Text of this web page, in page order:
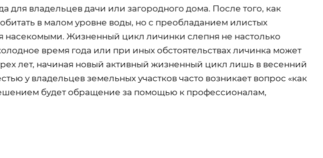
для владельцев дачи или загородного дома. После того, как
в малом уровне воды, но с преобладанием илистых
насекомыми. Жизненный цикл личинки слепня не настолько
время года или при иных обстоятельствах личинка может
лет, начиная новый активный жизненный цикл лишь в весенний
у владельцев земельных участков часто возникает вопрос «как
будет обращение за помощью к профессионалам,